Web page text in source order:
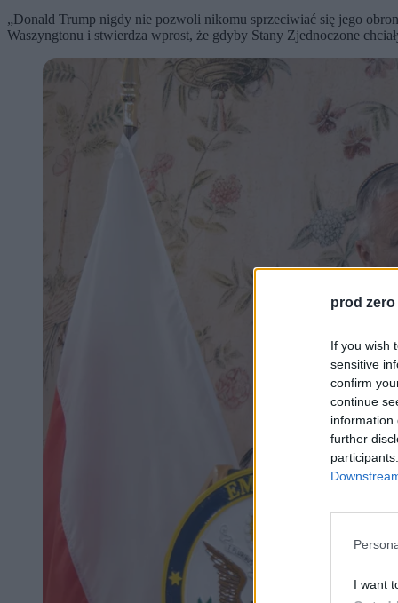
prod zero
If you wish
sensitive
confirm
continue
information
further
I want
„Donald Trump nigdy nie pozwoli nikomu sprzeciwiać się jego
Waszyngtonu i stwierdza wprost, że gdyby Stany Zjednoczone